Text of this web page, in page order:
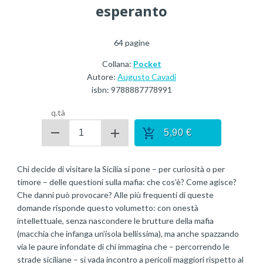
esperanto
64pagine
Collana: Pocket
Autore: Augusto Cavadi
isbn: 9788887778991
q.tà
5,90€
Chi decide di visitare la Sicilia si pone – per curiosità o per
timore – delle questioni sulla mafia: che cos’è? Come agisce?
Che danni può provocare? Alle più frequenti di queste
domande risponde questo volumetto: con onestà
intellettuale, senza nascondere le brutture della mafia
(macchia che infanga un’isola bellissima), ma anche spazzando
via le paure infondate di chi immagina che – percorrendo le
strade siciliane – si vada incontro a pericoli maggiori rispetto al